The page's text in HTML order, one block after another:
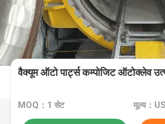
वैक्यूम ऑटो पार्ट्स कम्पोजिट ऑटोक्लेव
MOQ：1 सेट